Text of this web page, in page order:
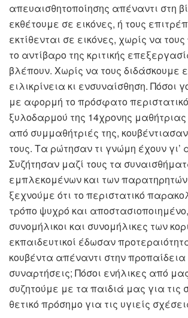
απευαισθητοποίησης απέναντι στη
εκθέτουμε σε εικόνες, ή τους
εκτίθενται σε εικόνες, χωρίς να
το αντίβαρο της κριτικής
βλέπουν. Χωρίς να τους διδάσκουμε
ειλικρίνεια κι ενσυναίσθηση. Πόσοι
με αφορμή το πρόσφατο
ξυλοδαρμού της 14χρονης
από συμμαθήτριές της,
τους. Τα ρώτησαν τι γνώμη έχουν γι’
Συζήτησαν μαζί τους τα
εμπλεκομένων και των
ξεχνούμε ότι το περιστατικό
τρόπο ψυχρό και
συνομήλικοι και συνομήλικες των
εκπαιδευτικοί έδωσαν
κουβέντα απέναντι στην προπαίδεια
συναρτήσεις; Πόσοι ενήλικες από
συζητούμε με τα παιδιά μας για τις
θετικό πρόσημο για τις υγιείς